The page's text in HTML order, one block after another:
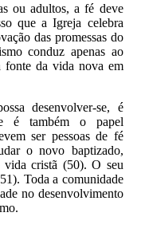
ou adultos, a fé deve
que a Igreja celebra
das promessas do
conduz apenas ao
da vida nova em
desenvolver-se, é
é também o papel
ser pessoas de fé
o novo baptizado,
vida cristã (50). O seu
Toda a comunidade
no desenvolvimento